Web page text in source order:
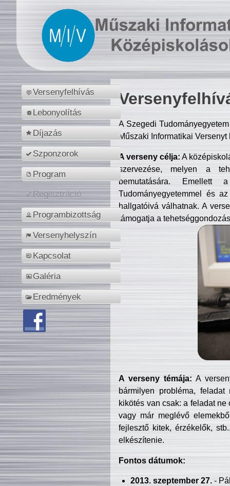
Versenyfelhívás
Lebonyolítás
Díjazás
Szponzorok
Program
Regisztráció
Programbizottság
Versenyhelyszín
Kapcsolat
Galéria
Eredmények
A Szegedi
Műszaki Informatikai
A verseny célja: A
szervezése, melyen a
bemutatására. Emellett
Tudományegyetemmel és
hallgatóivá válhatnak. A
támogatja a
A verseny témája: A
bármilyen probléma, feladat
kikötés van csak: a feladat
vagy már meglévő
fejlesztő kitek, érzékelők,
elkészítenie.
Fontos dátumok:
2013. szeptember 27.-